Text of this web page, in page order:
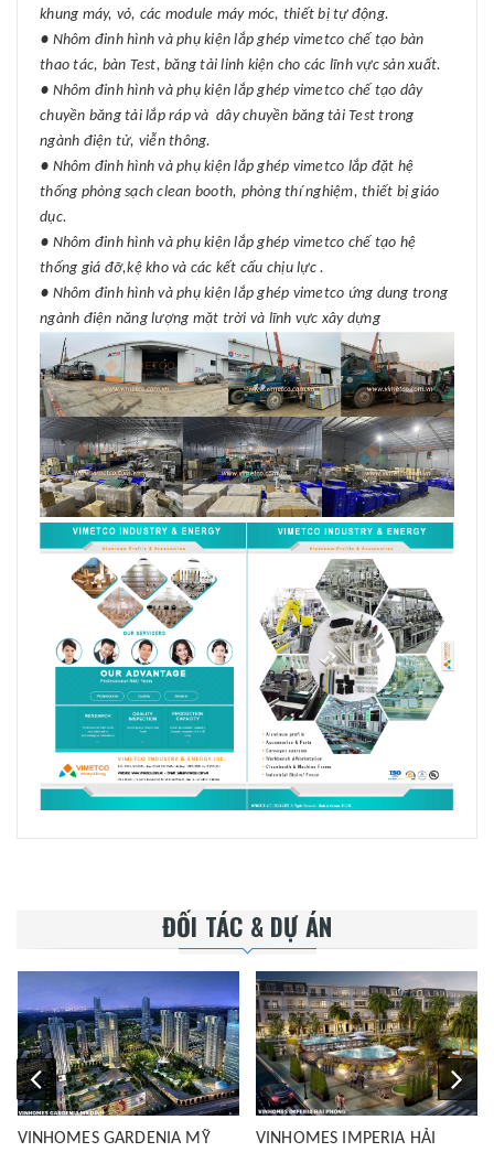
khung máy, vỏ, các module máy móc, thiết bị tự động.
● Nhôm đinh hình và phụ kiện lắp ghép vimetco chế tạo bàn
thao tác, bàn Test, băng tải linh kiện cho các lĩnh vực sản xuất.
● Nhôm đinh hình và phụ kiện lắp ghép vimetco chế tạo dây
chuyền băng tải lắp ráp và dây chuyền băng tải Test trong
ngành điện tử, viễn thông.
● Nhôm đinh hình và phụ kiện lắp ghép vimetco lắp đặt hệ
thống phòng sạch clean booth, phòng thí nghiệm, thiết bị giáo
dục.
● Nhôm đinh hình và phụ kiện lắp ghép vimetco chế tạo hệ
thống giá đỡ,kệ kho và các kết cấu chịu lực .
● Nhôm đinh hình và phụ kiện lắp ghép vimetco ứng dung trong
ngành điện năng lượng mặt trời và lĩnh vực xây dựng
ĐỐI TÁC & DỰ ÁN
VINHOMES GARDENIA MỸ VINHOMES IMPERIA HẢI